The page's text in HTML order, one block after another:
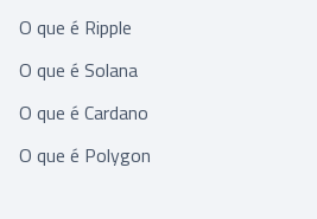
O que é Ripple
O que é Solana
O que é Cardano
O que é Polygon